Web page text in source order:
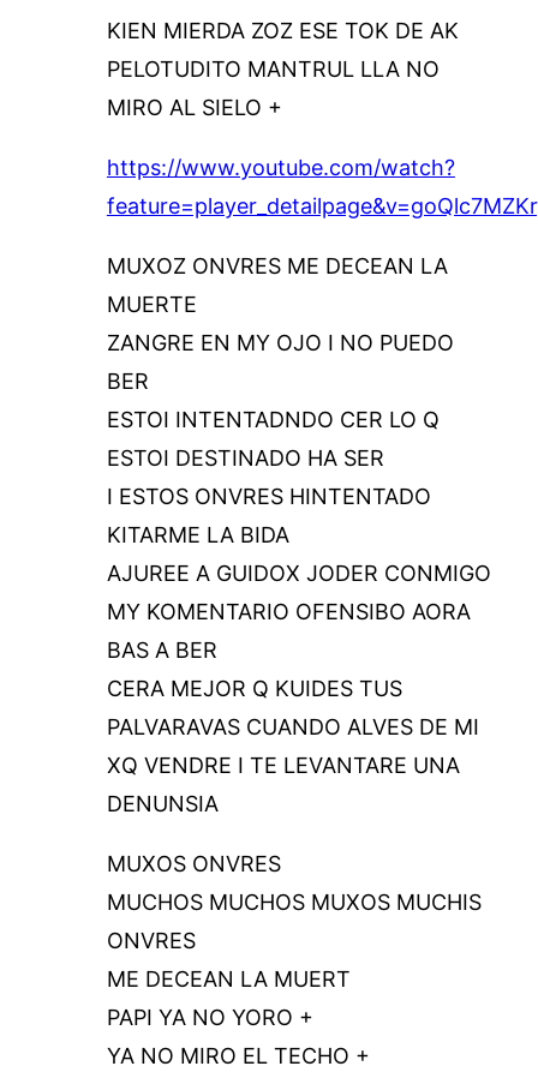
KIEN MIERDA ZOZ ESE TOK DE AK
PELOTUDITO MANTRUL LLA NO
MIRO AL SIELO +
https://www.youtube.com/watch?
MUXOZ ONVRES ME DECEAN LA
MUERTE
ZANGRE EN MY OJO I NO PUEDO
BER
ESTOI INTENTADNDO CER LO Q
ESTOI DESTINADO HA SER
I ESTOS ONVRES HINTENTADO
KITARME LA BIDA
AJUREE A GUIDOX JODER CONMIGO
MY KOMENTARIO OFENSIBO AORA
BAS A BER
CERA MEJOR Q KUIDES TUS
PALVARAVAS CUANDO ALVES DE MI
XQ VENDRE I TE LEVANTARE UNA
DENUNSIA
MUXOS ONVRES
MUCHOS MUCHOS MUXOS MUCHIS
ONVRES
ME DECEAN LA MUERT
PAPI YA NO YORO +
YA NO MIRO EL TECHO +